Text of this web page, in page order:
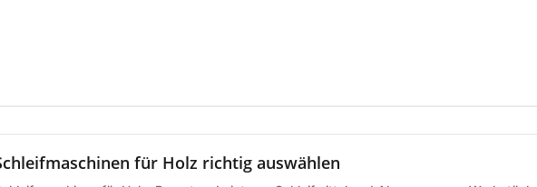
für Holz richtig auswählen